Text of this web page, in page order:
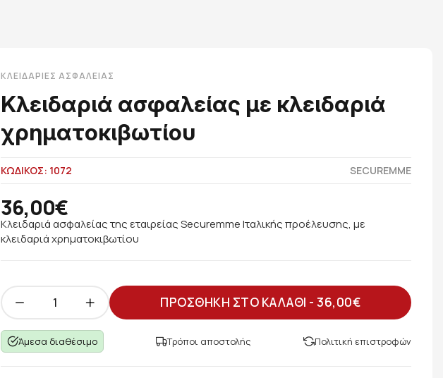
ΚΛΕΙΔΑΡΙΈΣ ΑΣΦΑΛΕΊΑΣ
Κλειδαριά ασφαλείας με κλειδαριά
χρηματοκιβωτίου
ΚΩΔΙΚΟΣ: 1072 SECUREMME
36,00€
Κλειδαριά ασφαλείας της εταιρείας Securemme Ιταλικής προέλευσης, με
κλειδαριά χρηματοκιβωτίου
ΠΡΟΣΘΗΚΗ ΣΤΟ ΚΑΛΑΘΙ - 36,00€
Άμεσα διαθέσιμο Τρόποι αποστολής Πολιτική επιστροφών